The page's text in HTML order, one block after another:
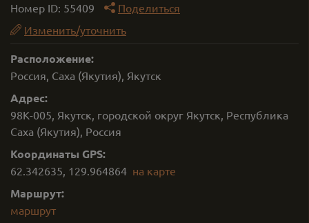
Номер ID: 55409
Поделиться
Изменить/уточнить
Расположение:
Россия, Саха (Якутия), Якутск
Адрес:
98К-005, Якутск, городской округ Якутск, Республика
Саха (Якутия), Россия
Координаты GPS:
62.342635, 129.964864 на карте
Маршрут:
маршрут